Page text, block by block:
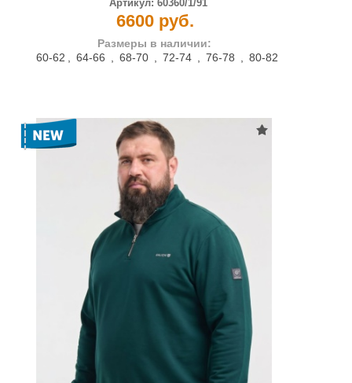
Артикул: 60360/1/91
6600 руб.
Размеры в наличии:
60-62 , 64-66 , 68-70 , 72-74 , 76-78 , 80-82